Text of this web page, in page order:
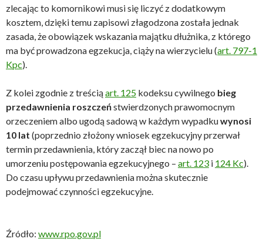
zlecając to komornikowi musi się liczyć z dodatkowym
kosztem, dzięki temu zapisowi złagodzona została jednak
zasada, że obowiązek wskazania majątku dłużnika, z którego
ma być prowadzona egzekucja, ciąży na wierzycielu (art. 797-1
Kpc).
Z kolei zgodnie z treściąart. 125 kodeksu cywilnego bieg
przedawnienia roszczeństwierdzonych prawomocnym
orzeczeniem albo ugodą sadową w każdym wypadkuwynosi
10 lat (poprzednio złożony wniosek egzekucyjny przerwał
termin przedawnienia, który zaczął biec na nowo po
umorzeniu postępowania egzekucyjnego – art. 123 i 124 Kc).
Do czasu upływu przedawnienia można skutecznie
podejmować czynności egzekucyjne.
Źródło: www.rpo.gov.pl